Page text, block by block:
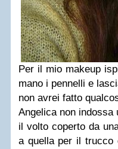
Per il mio makeup
mano i pennelli e
non avrei fatto
Angelica non indossa
il volto coperto da
a quella per il trucco